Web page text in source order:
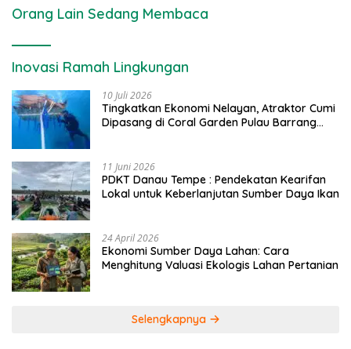
Orang Lain Sedang Membaca
Inovasi Ramah Lingkungan
10 Juli 2026
Tingkatkan Ekonomi Nelayan, Atraktor Cumi
Dipasang di Coral Garden Pulau Barrang
11 Juni 2026
PDKT Danau Tempe : Pendekatan Kearifan
Lokal untuk Keberlanjutan Sumber Daya Ikan
24 April 2026
Ekonomi Sumber Daya Lahan: Cara
Menghitung Valuasi Ekologis Lahan Pertanian
Selengkapnya